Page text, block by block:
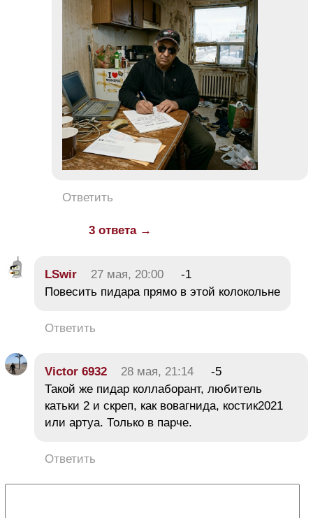
Ответить
3 ответа →
LSwir 27 мая, 20:00
-1
Повесить пидapa прямо в этой колокольне
Ответить
Victor 6932 28 мая, 21:14
-5
Такой же пидар коллаборант, любитель
катьки 2 и скреп, как вовагнида, костик2021
или артуа. Только в парче.
Ответить